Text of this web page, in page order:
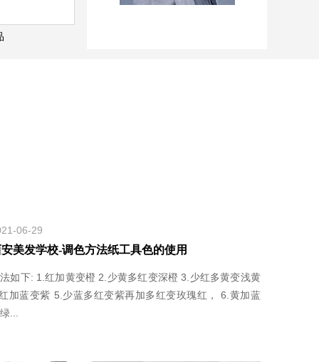
06-29
美发学校-调色方法纸工具色的使用
如下: 1.红加黄变橙 2.少黄多红变深橙 3.少红多黄变浅黄
加蓝变紫 5.少蓝多红变紫再加多红变玫瑰红， 6.黄加蓝
...